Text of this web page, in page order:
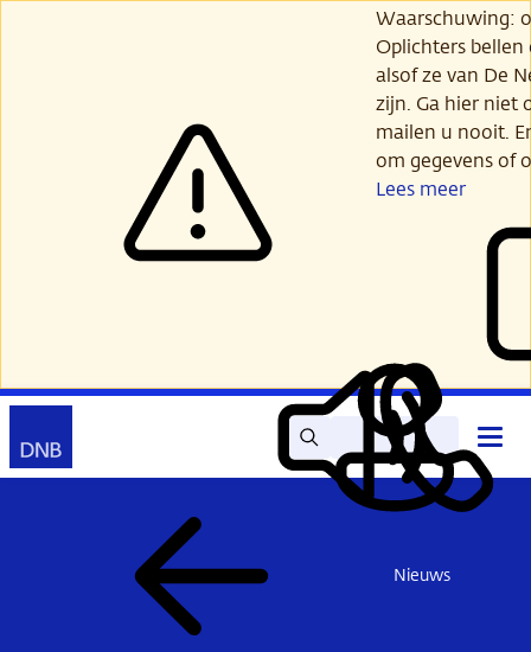
Waarschuwing:
Oplichters
alsof ze van De
zijn. Ga hier niet
mailen u nooit.
om gegevens of
Lees meer
Zoek Lees
voor
Mijn
DNB
Contact
Nieuws